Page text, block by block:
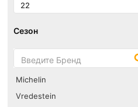
22
Сезон
Michelin
Vredestein